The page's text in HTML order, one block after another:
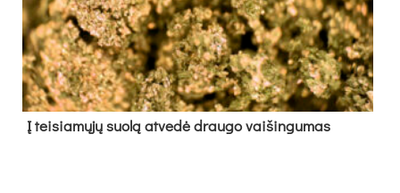
Į tei­sia­mų­jų suo­lą at­ve­dė drau­go vai­šin­gu­mas